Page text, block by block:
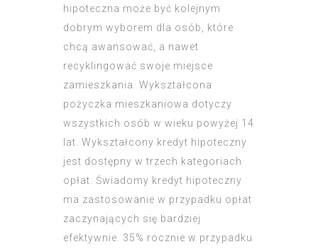
hipoteczna może być kolejnym
dobrym wyborem dla osób, które
chcą awansować, a nawet
recyklingować swoje miejsce
zamieszkania. Wykształcona
pożyczka mieszkaniowa dotyczy
wszystkich osób w wieku powyżej 14
lat. Wykształcony kredyt hipoteczny
jest dostępny w trzech kategoriach
opłat. Świadomy kredyt hipoteczny
ma zastosowanie w przypadku opłat
zaczynających się bardziej
efektywnie. 35% rocznie w przypadku